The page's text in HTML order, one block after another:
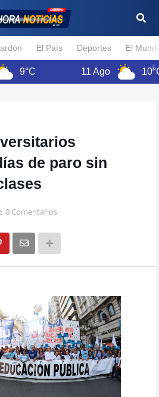
El País Deportes El
11 Ago 10°C
de paro sin
0 Comentarios